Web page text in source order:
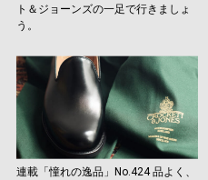
ト＆ジョーンズの一足で行きましょ
う。
連載「憧れの逸品」No.424 品よく、